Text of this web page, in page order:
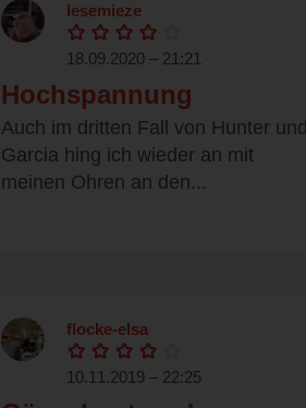
lesemieze
18.09.2020 – 21:21
Hochspannung
Auch im dritten Fall von Hunter und
Garcia hing ich wieder an mit
meinen Ohren an den...
flocke-elsa
10.11.2019 – 22:25